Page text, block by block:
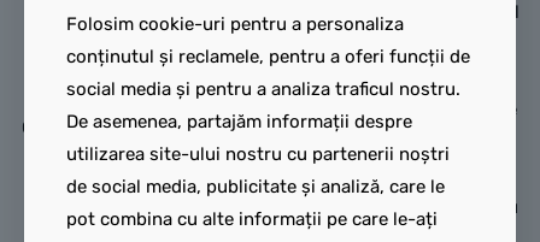
asortat, toate concepute
pentru a aduce bucurie și
funcționalitate în fiecare zi.
Ghiozdanul asigurăconfort
și susținere optimepentru
spate, rucsacul sport este
perfect pentru activitățile
jucăuș inspirat din universul
LEGO, penarul oferă spațiu
generos pentru creioane,
pixuri, riglă, radieră și multe
altele. Compartimentarea
inteligentă și materialele
rezistente îl fac ideal pentru
Folosim cookie-uri pentru a personaliza
conținutul și reclamele, pentru a oferi funcții de
social media și pentru a analiza traficul nostru.
De asemenea, partajăm informații despre
utilizarea site-ului nostru cu partenerii noștri
de social media, publicitate și analiză, care le
pot combina cu alte informații pe care le-ați